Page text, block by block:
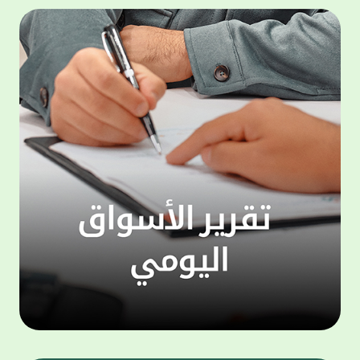
500,000 دينار، وجائزة شهرية بقيمة 100,000
دينار. وتعتبر هذه الحملة الجديدة من جوائز
حساب "الحصاد" سارية اعتبارا من شهر يناير
للعام الجاري، لتكون بمثابة مفاجأة سارة للعملاء
بالتزامن مع استئناف حملات السحوبات التي تتم
على الحسابات الاستثمارية والتي تجري تحت
إشراف جهات تدقيق مستقلة استعان بها البنك
لضمان أعلى مستويات النزاهة والشفافية.
ويهتم بيت التمويل الكويتي بتطوير مزايا حساب
"الحصاد"، والذي يعد من أبرز المنتجات المصرفية
التي يقدمها البنك نظرا لما حققه من إقبال
لافت وما حظي به من ثقة كبيرة من العملاء.
ويمنح حساب "الحصاد" فرصاً متزايدة للفوز حيث
وتزيد هذه الفرص كلما زاد العميل من مدة
احتفاظه برصيده، ليصبح الطريق إلى لقب
"مليونير بيت التمويل" أقرب وأكثر واقعية.
وبالنسبة لحساب "الرابح" فهو حساب مخصص